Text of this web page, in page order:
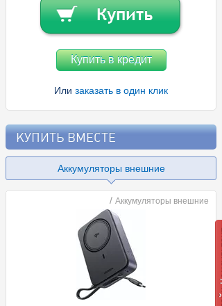
Купить в кредит
Или заказать в один клик
КУПИТЬ ВМЕСТЕ
Аккумуляторы внешние
/ Аккумуляторы внешние